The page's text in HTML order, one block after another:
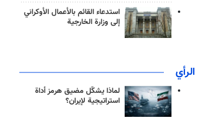
استدعاء القائم بالأعمال الأوكراني
إلى وزارة الخارجية
الرأي
لماذا يشكّل مضيق هرمز أداة
استراتيجية لإيران؟